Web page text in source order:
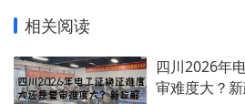
相关阅读
四川2026年
审难度大？